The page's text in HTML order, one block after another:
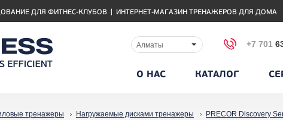
ДЛЯ ФИТНЕС-КЛУБОВ ИНТЕРНЕТ-МАГАЗИН ТРЕНАЖЕРОВ ДЛЯ ДОМА
Алматы +7 701
О НАС КАТАЛОГ
тренажеры Нагружаемые дисками тренажеры PRECOR Discovery